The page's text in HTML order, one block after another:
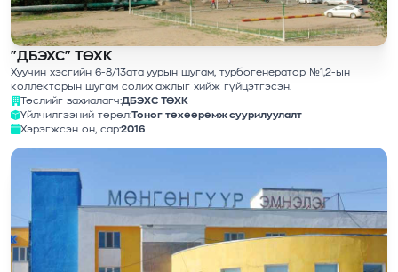
"ДБЭХС" ТӨХК
Хуучин хэсгийн 6-8/13ата уурын шугам, турбогенератор №1,2-ын
коллекторын шугам солих ажлыг хийж гүйцэтгэсэн.
Төслийг захиалагч:ДБЭХС ТӨХК
Үйлчилгээний төрөл:Тоног төхөөрөмж суурилуулалт
Хэрэгжсэн он, сар:2016